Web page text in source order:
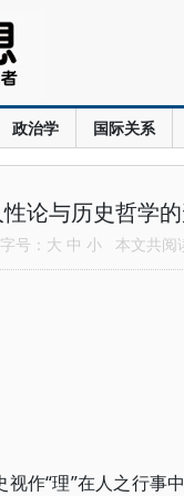
政治学 国际关系
性论与历史哲学
号： 大 中 小 本文共阅
视作“理”在人之行事